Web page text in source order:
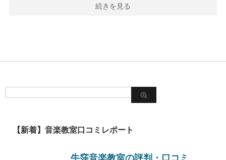
続きを見る
【新着】音楽教室口コミレポート
牛窪音楽教室の評判・口コミ